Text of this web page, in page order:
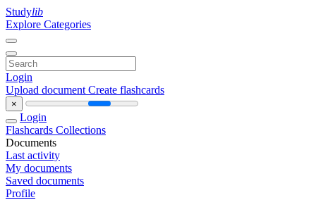
Studylib
Explore Categories
Login
Upload document Create flashcards
×
Login
Flashcards Collections
Documents
Last activity
My documents
Saved documents
Profile